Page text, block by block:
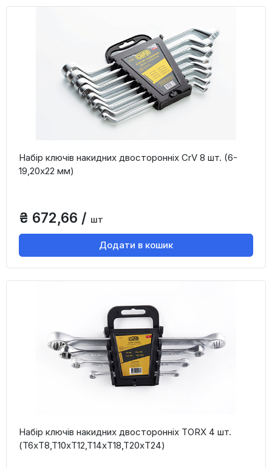
Набір ключів накидних двосторонніх CrV 8 шт. (6-
19,20x22 мм)
₴ 672,66 / шт
Додати в кошик
Набір ключів накидних двосторонніх TORX 4 шт.
(T6хT8,T10хT12,T14хT18,T20хT24)